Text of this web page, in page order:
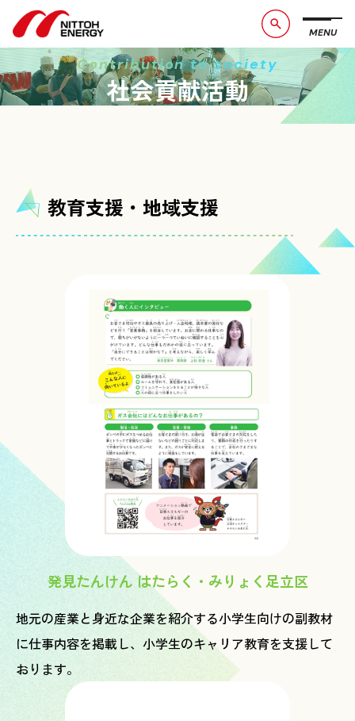
MENU
ブランドメッセージ
会社概要 数字で見る日東エネルギー
採用情報
Contribution to society
社会貢献活動
教育支援・地域支援
発見たんけん はたらく・みりょく足立区
地元の産業と身近な企業を紹介する小学生向けの副教材
に仕事内容を掲載し、小学生のキャリア教育を支援して
おります。